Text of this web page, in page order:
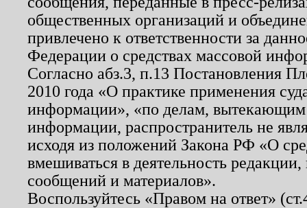
общественных организаций и
привлечено к ответственности за
Федерации о средствах массовой
Согласно абз.3, п.13 Постановления
2010 года «О практике применения
информации», «по делам, вытекающим
информации, распространитель не
исходя из положений Закона РФ «О
вмешиваться в деятельность
сообщений и материалов».
Воспользуйтесь «Правом на ответ»